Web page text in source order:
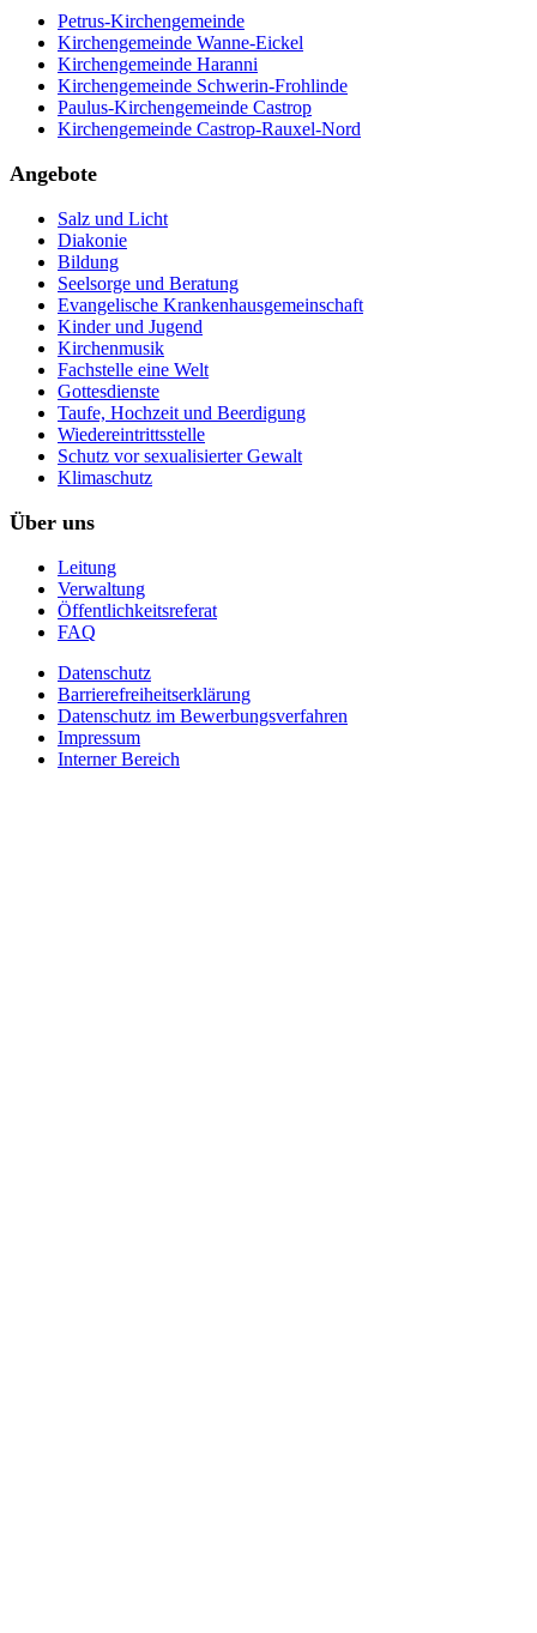
Petrus-Kirchengemeinde
Kirchengemeinde Wanne-Eickel
Kirchengemeinde Haranni
Kirchengemeinde Schwerin-Frohlinde
Paulus-Kirchengemeinde Castrop
Kirchengemeinde Castrop-Rauxel-Nord
Angebote
Salz und Licht
Diakonie
Bildung
Seelsorge und Beratung
Evangelische Krankenhausgemeinschaft
Kinder und Jugend
Kirchenmusik
Fachstelle eine Welt
Gottesdienste
Taufe, Hochzeit und Beerdigung
Wiedereintrittsstelle
Schutz vor sexualisierter Gewalt
Klimaschutz
Über uns
Leitung
Verwaltung
Öffentlichkeitsreferat
FAQ
Datenschutz
Barrierefreiheitserklärung
Datenschutz im Bewerbungsverfahren
Impressum
Interner Bereich